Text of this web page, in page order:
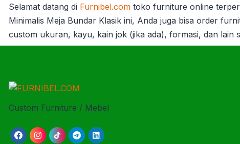
Selamat datang di Furnibel.com toko furniture online
Minimalis Meja Bundar Klasik ini, Anda juga bisa order
custom ukuran, kayu, kain jok (jika ada), formasi, dan lain
Custom Furniture / Mebel